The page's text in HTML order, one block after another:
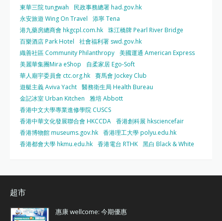
東華三院 tungwah
民政事務總署 had.gov.hk
永安旅遊 Wing On Travel
添寧 Tena
港九藥房總商會 hkgcpl.com.hk 珠江橋牌 Pearl River Bridge
百樂酒店 Park Hotel
社會福利署 swd.gov.hk
織善社區 Community Philanthropy 美國運通 American Express
美麗華集團Mira eShop
自柔家居 Ego-Soft
華人廟宇委員會 ctc.org.hk 賽馬會 Jockey Club
遊艇主義 Aviva Yacht 醫務衛生局 Health Bureau
金記冰室 Urban Kitchen
雅培 Abbott
香港中文大學專業進修學院 CUSCS
香港中華文化發展聯合會 HKCCDA 香港創科展 hksciencefair
香港博物館 museums.gov.hk 香港理工大學 polyu.edu.hk
香港都會大學 hkmu.edu.hk 香港電台 RTHK 黑白 Black & White
超市
惠康 wellcome: 今期優惠